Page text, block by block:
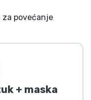
povećanje
+ maska